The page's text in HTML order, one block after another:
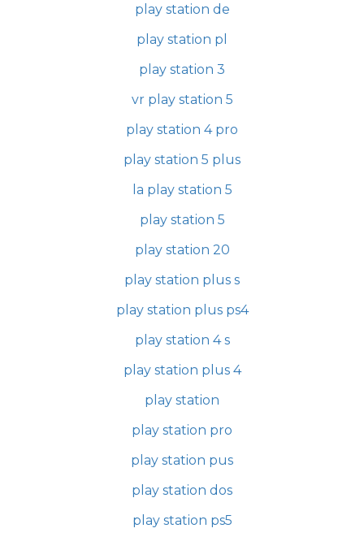
play station de
play station pl
play station 3
vr play station 5
play station 4 pro
play station 5 plus
la play station 5
play station 5
play station 20
play station plus s
play station plus ps4
play station 4 s
play station plus 4
play station
play station pro
play station pus
play station dos
play station ps5